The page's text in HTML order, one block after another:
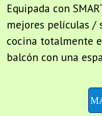
Equipada con
mejores películas /
cocina totalmente
balcón con una